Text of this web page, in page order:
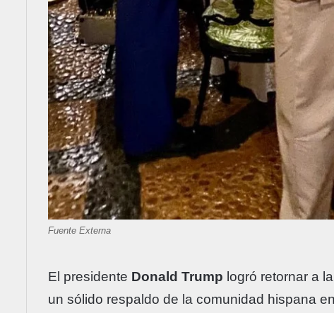
Fuente Externa
El presidente Donald Trump logró retornar a
un sólido respaldo de la comunidad hispana